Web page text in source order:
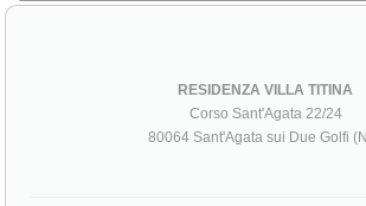
RESIDENZA VILLA TITINA
Corso Sant'Agata 22/24
80064 Sant'Agata sui Due Golfi